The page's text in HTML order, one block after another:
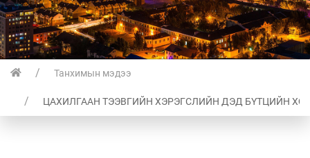
Танхимын мэдээ
ЦАХИЛГААН ТЭЭВГИЙН ХЭРЭГСЛИЙН ДЭД БҮТЦИЙН